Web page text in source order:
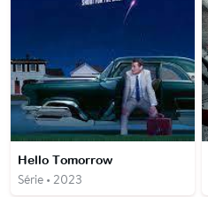
Hello Tomorrow
Série • 2023